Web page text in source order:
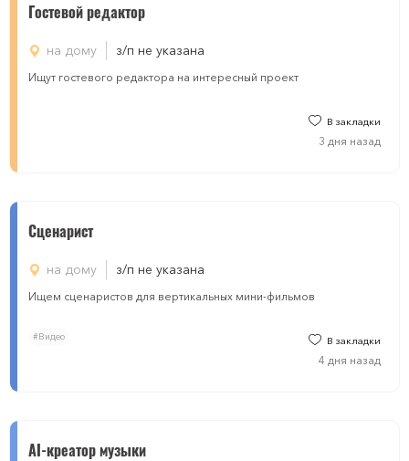
Гостевой редактор
на дому з/п не указана
Ищут гостевого редактора на интересный проект
В закладки
3 дня назад
Cценарист
на дому з/п не указана
Ищем сценаристов для вертикальных мини-фильмов
#Видео В закладки
4 дня назад
AI-креатор музыки